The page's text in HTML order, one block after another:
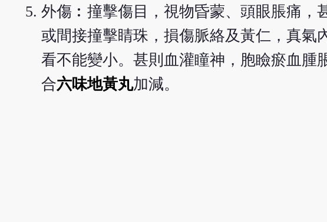
外傷︰撞擊傷目，視物昏蒙、頭眼脹痛，
或間接撞擊睛珠，損傷脈絡及黃仁，真氣
看不能變小。甚則血灌瞳神，胞瞼瘀血腫
合六味地黃丸加減。